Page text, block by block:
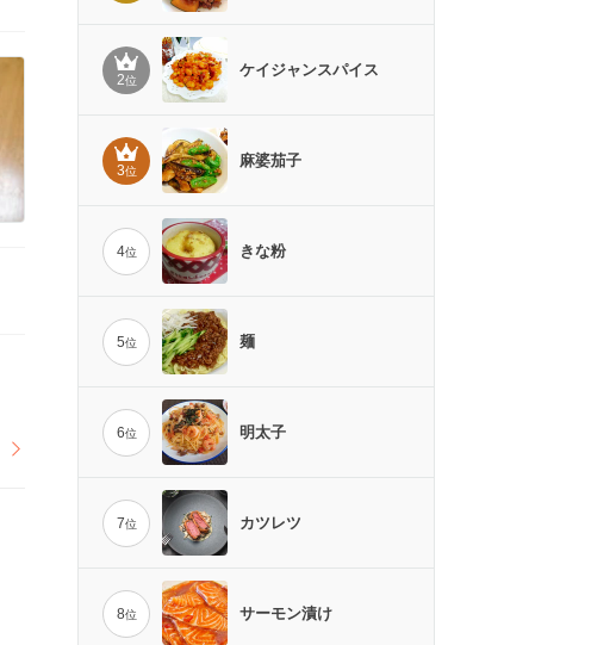
2位
ケイジャンスパイス
3位
麻婆茄子
4位 きな粉
5位 麺
6位 明太子
7位 カツレツ
8位 サーモン漬け